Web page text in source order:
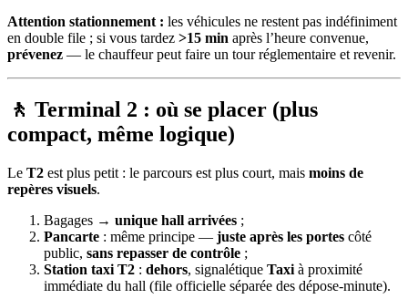
Attention stationnement : les véhicules ne restent pas indéfiniment
en double file ; si vous tardez >15 min après l’heure convenue,
prévenez — le chauffeur peut faire un tour réglementaire et revenir.
🚶 Terminal 2 : où se placer (plus
compact, même logique)
Le T2 est plus petit : le parcours est plus court, mais moins de
repères visuels.
Bagages → unique hall arrivées ;
Pancarte : même principe — juste après les portes côté
public, sans repasser de contrôle ;
Station taxi T2 : dehors, signalétique Taxi à proximité
immédiate du hall (file officielle séparée des dépose-minute).